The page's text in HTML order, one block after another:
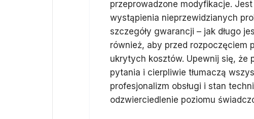
przeprowadzone modyfikacje.
wystąpienia nieprzewidzianych
szczegóły gwarancji – jak długo
również, aby przed rozpoczęciem
ukrytych kosztów. Upewnij się, że
pytania i cierpliwie tłumaczą
profesjonalizm obsługi i stan
odzwierciedlenie poziomu